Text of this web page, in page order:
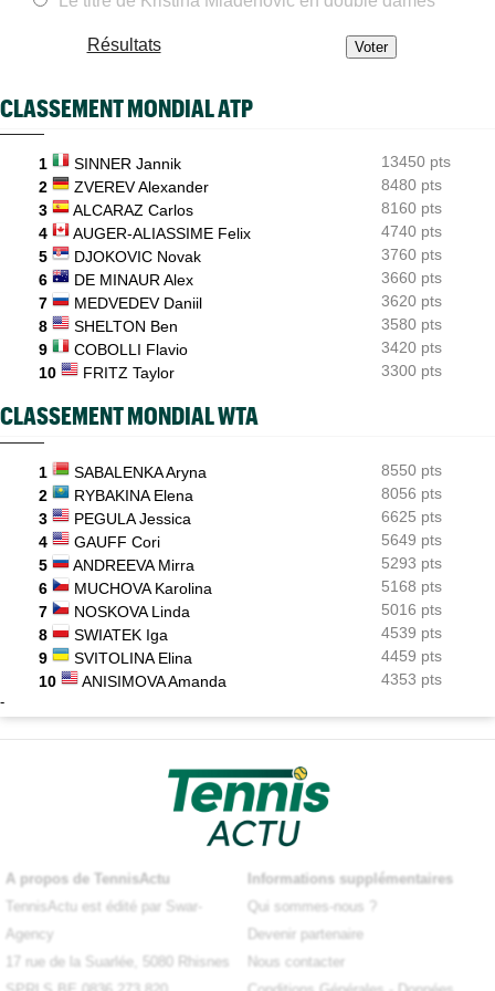
Next Gen ATP Finals
Moïse Kouame, 17 ans, peut faire mieux que Sinner et Alcaraz
Dernier Top 10 en lice, Ben Shelton assume son statut
Fernandez surprend Andreeva, Rybakina en contrôle
07/08
ATP - Montréal
Auger-Aliassime après son forfait : "Je pouvais à peine servir""
Résultats
CLASSEMENT MONDIAL ATP
1 SINNER Jannik
13450 pts
2
ZVEREV Alexander
8480 pts
3
ALCARAZ Carlos
8160 pts
4
AUGER-ALIASSIME Felix
4740 pts
5
DJOKOVIC Novak
3760 pts
6
DE MINAUR Alex
3660 pts
7
MEDVEDEV Daniil
3620 pts
8
SHELTON Ben
3580 pts
9
COBOLLI Flavio
3420 pts
10
FRITZ Taylor 3300 pts
CLASSEMENT MONDIAL WTA
1 SABALENKA Aryna
8550 pts
2
RYBAKINA Elena
8056 pts
3
PEGULA Jessica
6625 pts
4
GAUFF Cori
5649 pts
5
ANDREEVA Mirra
5293 pts
6
MUCHOVA Karolina
5168 pts
7
NOSKOVA Linda
5016 pts
8
SWIATEK Iga
4539 pts
9
SVITOLINA Elina
4459 pts
10
ANISIMOVA Amanda 4353 pts
-
A propos de TennisActu
TennisActu est édité par Swar-
Agency
17 rue de la Suarlée, 5080 Rhisnes
Informations supplémentaires
Qui sommes-nous ?
Devenir partenaire
Nous contacter